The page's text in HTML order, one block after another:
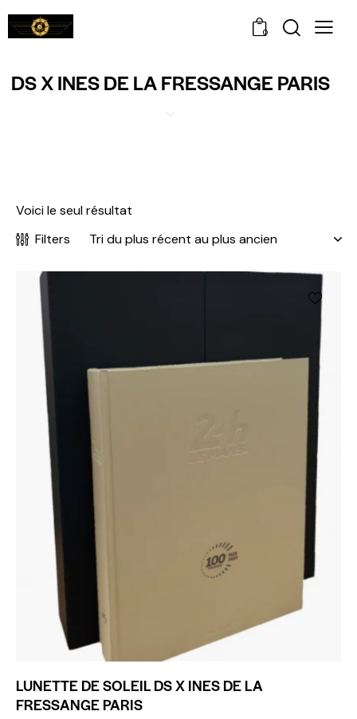
0
DS X INES DE LA FRESSANGE PARIS
Voici le seul résultat
Filters
LUNETTE DE SOLEIL DS X INES DE LA
FRESSANGE PARIS